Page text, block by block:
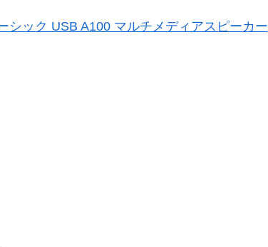
シック USB A100 マルチメディアスピーカー